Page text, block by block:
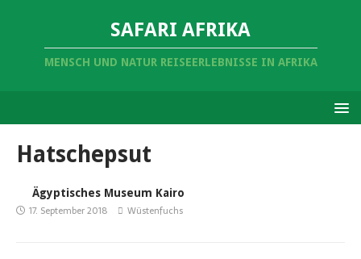
SAFARI AFRIKA
MENSCH UND NATUR REISEERLEBNISSE IN AFRIKA
Hatschepsut
Ägyptisches Museum Kairo
17. September 2018 Wüstenfuchs